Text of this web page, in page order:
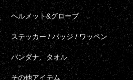
ヘルメット&グローブ
ステッカー / バッジ / ワッペン
バンダナ、タオル
その他アイテム